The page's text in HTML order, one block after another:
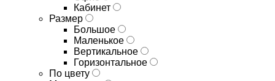
Кабинет
Размер
Большое
Маленькое
Вертикальное
Горизонтальное
По цвету